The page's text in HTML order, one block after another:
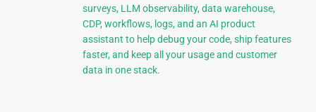
surveys, LLM observability, data warehouse,
CDP, workflows, logs, and an AI product
assistant to help debug your code, ship features
faster, and keep all your usage and customer
data in one stack.